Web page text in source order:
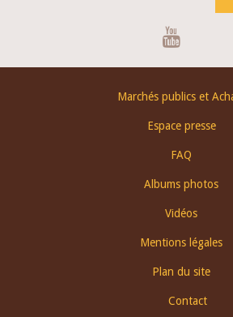
Marchés publics et
Espace presse
FAQ
Albums photos
Vidéos
Mentions légales
Plan du site
Contact